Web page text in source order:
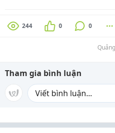
244 0 0
Tham gia bình luận